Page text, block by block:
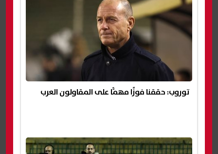
توروب: حققنا فوزًا مهمًّا على المقاولون العرب